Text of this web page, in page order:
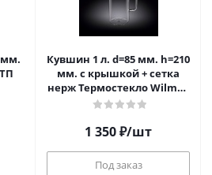
мм.
Кувшин 1 л. d=85 мм. h=210
мм. с крышкой + сетка
нерж Термостекло Wilmax
(888209) /1/18/
1 350₽/шт
Под заказ